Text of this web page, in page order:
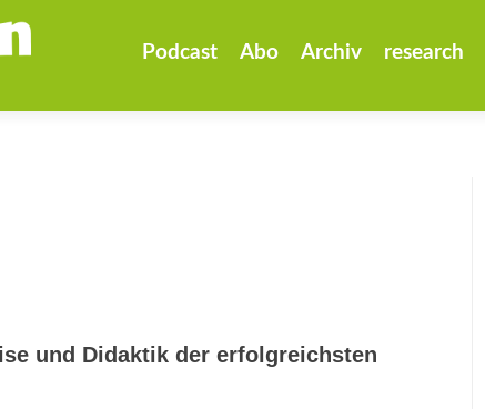
Podcast Abo Archiv research
und Didaktik der erfolgreichsten